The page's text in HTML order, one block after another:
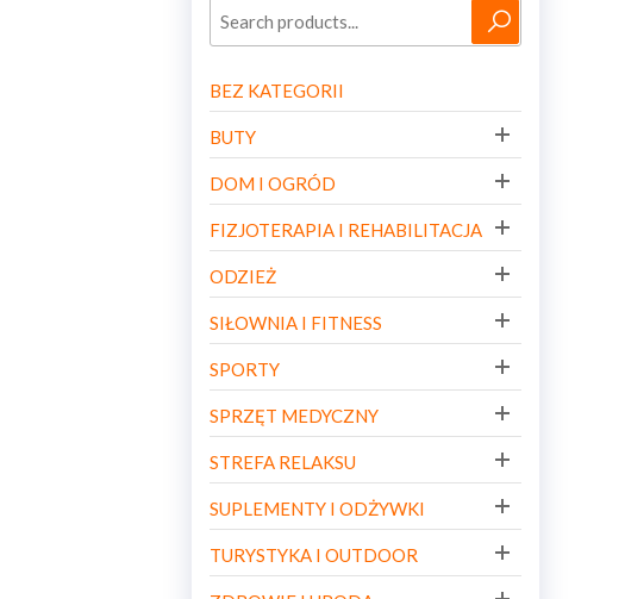
BEZ KATEGORII
BUTY
DOM I OGRÓD
FIZJOTERAPIA I REHABILITACJA
ODZIEŻ
SIŁOWNIA I FITNESS
SPORTY
SPRZĘT MEDYCZNY
STREFA RELAKSU
SUPLEMENTY I ODŻYWKI
TURYSTYKA I OUTDOOR